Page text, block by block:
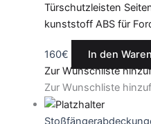
Türschutzleisten
kunststoff ABS für
160€
In den
Zur Wunschliste
Zur Wunschliste